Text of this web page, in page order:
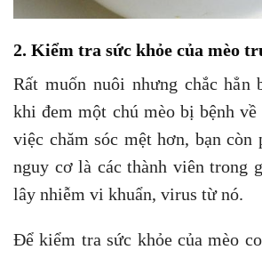
2. Kiểm tra sức khỏe của mèo
Rất muốn nuôi nhưng chắc hẳn
khi đem một chú mèo bị bệnh về
việc chăm sóc mệt hơn, bạn còn
nguy cơ là các thành viên trong
lây nhiễm vi khuẩn, virus từ nó.
Để kiểm tra sức khỏe của mèo